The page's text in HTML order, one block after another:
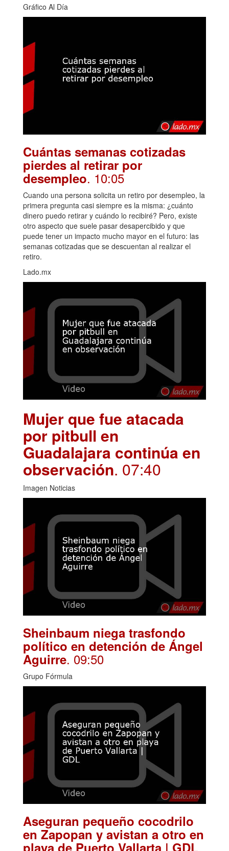
Gráfico Al Día
Cuántas semanas cotizadas
pierdes al retirar por
desempleo. 10:05
Cuando una persona solicita un retiro por desempleo, la
primera pregunta casi siempre es la misma: ¿cuánto
dinero puedo retirar y cuándo lo recibiré? Pero, existe
otro aspecto que suele pasar desapercibido y que
puede tener un impacto mucho mayor en el futuro: las
semanas cotizadas que se descuentan al realizar el
retiro.
Lado.mx
Mujer que fue atacada
por pitbull en
Guadalajara continúa en
observación. 07:40
Imagen Noticias
Sheinbaum niega trasfondo
político en detención de Ángel
Aguirre. 09:50
Grupo Fórmula
Aseguran pequeño cocodrilo
en Zapopan y avistan a otro en
.